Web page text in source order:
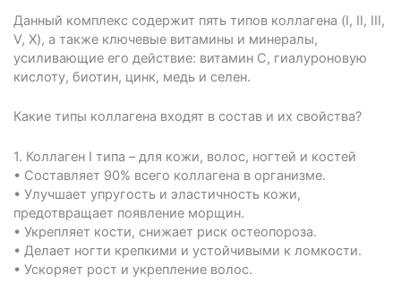
Данный комплекс содержит пять типов коллагена (I, II, III,
V, X), а также ключевые витамины и минералы,
усиливающие его действие: витамин C, гиалуроновую
кислоту, биотин, цинк, медь и селен.
Какие типы коллагена входят в состав и их свойства?
1.⁠ ⁠Коллаген I типа – для кожи, волос, ногтей и костей
• Составляет 90% всего коллагена в организме.
• Улучшает упругость и эластичность кожи,
предотвращает появление морщин.
• Укрепляет кости, снижает риск остеопороза.
• Делает ногти крепкими и устойчивыми к ломкости.
• Ускоряет рост и укрепление волос.